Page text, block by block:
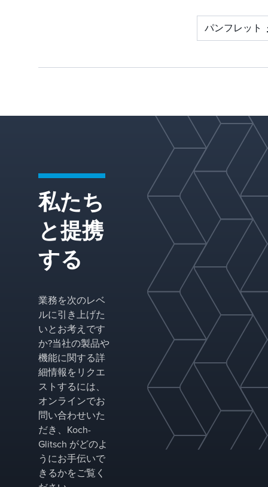
バッフルは
最小限の圧
は、蒸気流
複数の小さ
セグメント
分割し、速
を低下させ
蒸気をカラ
領域全体に
平に向けま
パンフレット
私たち
と提携
する
業務を次のレベ
ルに引き上げた
いとお考えです
か?当社の製品や
機能に関する詳
細情報をリクエ
ストするには、
オンラインでお
問い合わせいた
だき、Koch-
Glitsch がどのよ
うにお手伝いで
きるかをご覧く